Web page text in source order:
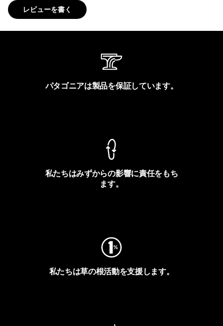
レビューを書く
パタゴニアは製品を保証しています。
私たちはみずからの影響に責任をもち
ます。
私たちは草の根活動を支援します。